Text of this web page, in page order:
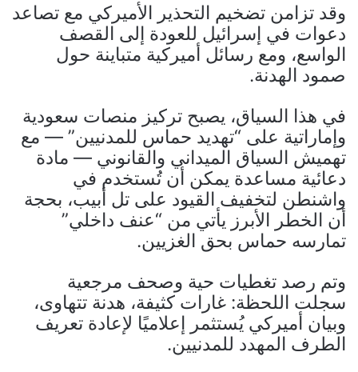
وقد تزامن تضخيم التحذير الأميركي مع تصاعد
دعوات في إسرائيل للعودة إلى القصف
الواسع، ومع رسائل أميركية متباينة حول
صمود الهدنة.
في هذا السياق، يصبح تركيز منصات سعودية
وإماراتية على “تهديد حماس للمدنيين” — مع
تهميش السياق الميداني والقانوني — مادة
دعائية مساعدة يمكن أن تُستخدم في
واشنطن لتخفيف القيود على تل أبيب، بحجة
أن الخطر الأبرز يأتي من “عنف داخلي”
تمارسه حماس بحق الغزيين.
وتم رصد تغطيات حية وصحف مرجعية
سجلت اللحظة: غارات كثيفة، هدنة تتهاوى،
وبيان أميركي يُستثمر إعلاميًا لإعادة تعريف
الطرف المهدد للمدنيين.